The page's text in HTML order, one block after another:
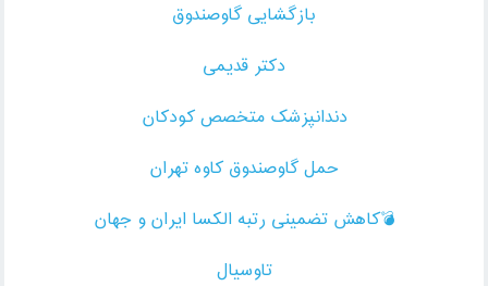
بازگشایی گاوصندوق
دکتر قدیمی
دندانپزشک متخصص کودکان
حمل گاوصندوق کاوه تهران
💣کاهش تضمینی رتبه الکسا ایران و جهان
تاوسیال